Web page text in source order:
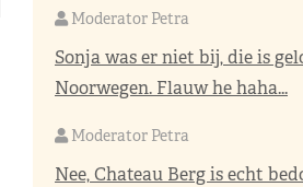
Moderator Petra
Sonja was er niet bij, die is
Noorwegen. Flauw he haha...
Moderator Petra
Nee, Chateau Berg is echt